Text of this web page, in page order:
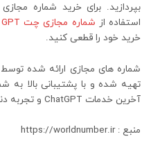
استفاده از شماره مجازی چت GPT
خرید خود را قطعی کنید.
شماره های مجازی ارائه شده توسط
تهیه شده و با پشتیبانی بالا به
آخرین خدمات ChatGPT و تجربه دنیای نو، دست به کار شوید.
منبع : https://worldnumber.ir